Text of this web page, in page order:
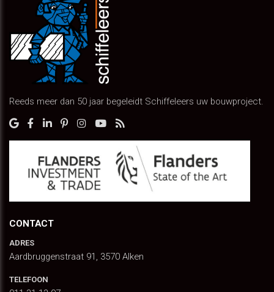
Reeds meer dan 50 jaar begeleidt Schiffeleers uw bouwproject.
CONTACT
ADRES
Aardbruggenstraat 91, 3570 Alken
TELEFOON